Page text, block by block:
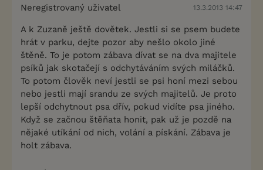
Neregistrovaný uživatel 13.3.2013 14:47
A k Zuzaně ještě dovětek. Jestli si se psem budete
hrát v parku, dejte pozor aby nešlo okolo jiné
štěně. To je potom zábava dívat se na dva majitele
psíků jak skotačejí s odchytáváním svých miláčků.
To potom člověk neví jestli se psi honí mezi sebou
nebo jestli mají srandu ze svých majitelů. Je proto
lepší odchytnout psa dřív, pokud vidíte psa jiného.
Když se začnou štěňata honit, pak už je pozdě na
nějaké utíkání od nich, volání a pískání. Zábava je
holt zábava.